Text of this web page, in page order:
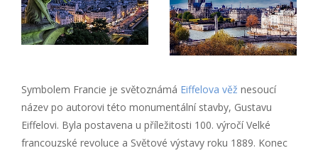
Symbolem Francie je světoznámá Eiffelova věž nesoucí
název po autorovi této monumentální stavby, Gustavu
Eiffelovi. Byla postavena u příležitosti 100. výročí Velké
francouzské revoluce a Světové výstavy roku 1889. Konec